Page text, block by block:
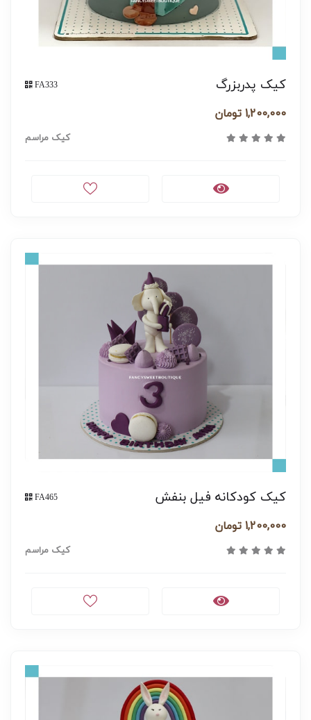
کیک پدربزرگ FA333
1,200,000 تومان
کیک مراسم
کیک کودکانه فیل بنفش FA465
1,200,000 تومان
کیک مراسم